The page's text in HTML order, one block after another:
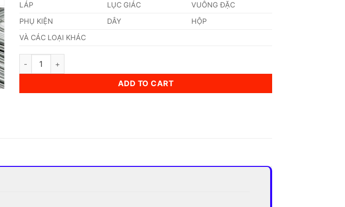
LÁP
LỤC GIÁC
VUÔNG ĐẶC
PHỤ KIỆN
DÂY
HỘP
VÀ CÁC LOẠI KHÁC
Dây Inox 301 0,30mm quantity
ADD TO CART